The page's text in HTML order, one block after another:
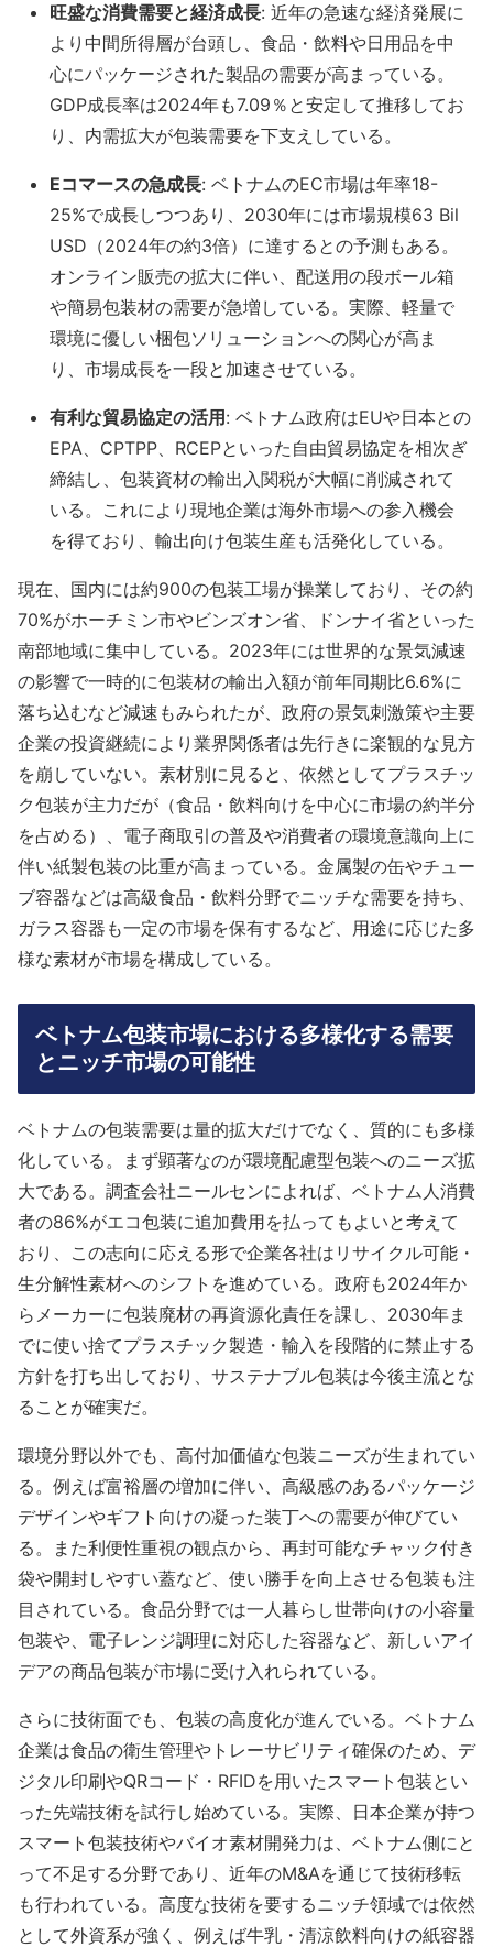
旺盛な消費需要と経済成長: 近年の急速な経済発展に
より中間所得層が台頭し、食品・飲料や日用品を中
心にパッケージされた製品の需要が高まっている。
GDP成長率は2024年も7.09％と安定して推移してお
り、​内需拡大が包装需要を下支えしている。
Eコマースの急成長: ベトナムのEC市場は年率18-
25%で成長しつつあり、2030年には市場規模63 Bil
USD（2024年の約3倍）に達するとの予測もある。
オンライン販売の拡大に伴い、配送用の段ボール箱
や簡易包装材の需要が急増している。実際、軽量で
環境に優しい梱包ソリューションへの関心が高ま
り、市場成長を一段と加速させている。
有利な貿易協定の活用 : ベトナム政府はEUや日本との
EPA、CPTPP、RCEPといった自由貿易協定を相次ぎ
締結し、包装資材の輸出入関税が大幅に削減されて
いる​。これにより現地企業は海外市場への参入機会
を得ており、輸出向け包装生産も活発化している。
現在、国内には約900の包装工場が操業しており、その約
70%がホーチミン市やビンズオン省、ドンナイ省といった
南部地域に集中している。2023年には世界的な景気減速
の影響で一時的に包装材の輸出入額が前年同期比6.6%に
落ち込むなど減速もみられたが​、政府の景気刺激策や主要
企業の投資継続により業界関係者は先行きに楽観的な見方
を崩していない。素材別に見ると、依然としてプラスチッ
ク包装が主力だが（食品・飲料向けを中心に市場の約半分
を占める）、電子商取引の普及や消費者の環境意識向上に
伴い紙製包装の比重が高まっている。金属製の缶やチュー
ブ容器などは高級食品・飲料分野でニッチな需要を持ち、
ガラス容器も一定の市場を保有するなど、用途に応じた多
様な素材が市場を構成している。
ベトナム包装市場における多様化する需要
とニッチ市場の可能性
ベトナムの包装需要は量的拡大だけでなく、質的にも多様
化している。まず顕著なのが環境配慮型包装へのニーズ拡
大である。調査会社ニールセンによれば、ベトナム人消費
者の86%がエコ包装に追加費用を払ってもよいと考えて
おり、この志向に応える形で企業各社はリサイクル可能・
生分解性素材へのシフトを進めている。政府も2024年か
らメーカーに包装廃材の再資源化責任を課し、2030年ま
でに使い捨てプラスチック製造・輸入を段階的に禁止する
方針を打ち出しており
、サステナブル包装は今後主流とな
ることが確実だ。
環境分野以外でも、高付加価値な包装ニーズが生まれてい
る。例えば富裕層の増加に伴い、高級感のあるパッケージ
デザインやギフト向けの凝った装丁への需要が伸びてい
る。また利便性重視の観点から、再封可能なチャック付き
袋や開封しやすい蓋など、使い勝手を向上させる包装も注
目されている。食品分野では一人暮らし世帯向けの小容量
包装や、電子レンジ調理に対応した容器など、新しいアイ
デアの商品包装が市場に受け入れられている。
さらに技術面でも、包装の高度化が進んでいる。ベトナム
企業は食品の衛生管理やトレーサビリティ確保のため、デ
ジタル印刷やQRコード・RFIDを用いたスマート包装とい
った先端技術を試行し始めている。実際、日本企業が持つ
スマート包装技術やバイオ素材開発力は、ベトナム側にと
って不足する分野であり、近年のM&Aを通じて技術移転
も行われている​。高度な技術を要するニッチ領域では依然
として外資系が強く、例えば牛乳・清涼飲料向けの紙容器